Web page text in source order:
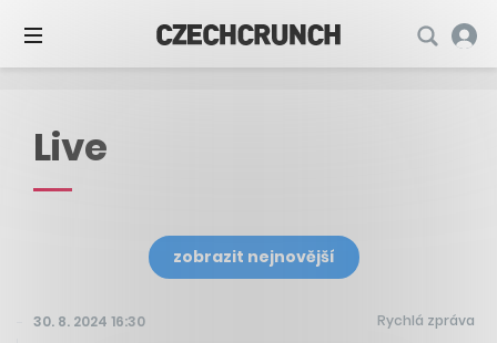
Live
zobrazit nejnovější
30. 8. 2024 16:30 Rychlá zpráva